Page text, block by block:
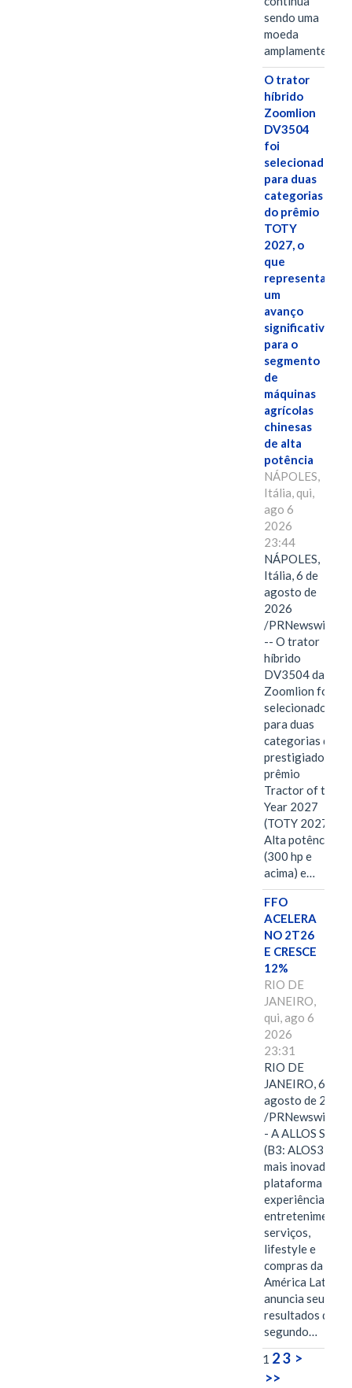
sendo uma
moeda
amplamente…
O trator
híbrido
Zoomlion
DV3504
foi
selecionado
para duas
categorias
do prêmio
TOTY
2027, o
que
representa
um
avanço
significativo
para o
segmento
de
máquinas
agrícolas
chinesas
de alta
potência
NÁPOLES,
Itália, qui,
ago 6
2026
23:44
NÁPOLES,
Itália, 6 de
agosto de
2026
/PRNewswire/
-- O trator
híbrido
DV3504 da
Zoomlion foi
selecionado
para duas
categorias do
prestigiado
prêmio
Tractor of the
Year 2027
(TOTY 2027:
Alta potência
(300 hp e
acima) e…
FFO
ACELERA
NO 2T26
E CRESCE
12%
RIO DE
JANEIRO,
qui, ago 6
2026
23:31
RIO DE
JANEIRO, 6 de
agosto de 2026
/PRNewswire/ -
- A ALLOS S.A.
(B3: ALOS3), a
mais inovadora
plataforma de
experiências,
entretenimento,
serviços,
lifestyle e
compras da
América Latina
anuncia seus
resultados do
segundo…
1 23 >
>>